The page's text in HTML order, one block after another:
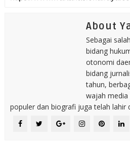
About
Sebagai
bidang
otonomi
bidang
tahun,
wajah media
populer dan biografi juga telah lahir